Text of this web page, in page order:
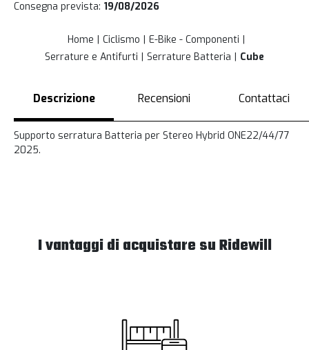
Consegna prevista: 19/08/2026
Home Ciclismo
E-Bike - Componenti
Serrature e Antifurti
Serrature Batteria Cube
Descrizione Recensioni Contattaci
Supporto serratura Batteria per Stereo Hybrid ONE22/44/77
2025.
I vantaggi di acquistare su Ridewill